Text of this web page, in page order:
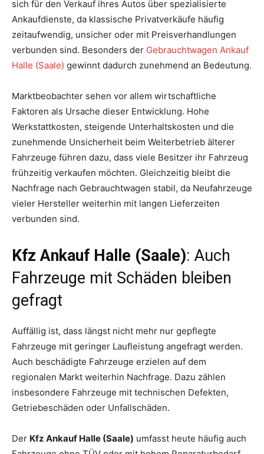
sich für den Verkauf ihres Autos über spezialisierte
Ankaufdienste, da klassische Privatverkäufe häufig
zeitaufwendig, unsicher oder mit Preisverhandlungen
verbunden sind. Besonders der Gebrauchtwagen Ankauf
Halle (Saale) gewinnt dadurch zunehmend an Bedeutung.
Marktbeobachter sehen vor allem wirtschaftliche
Faktoren als Ursache dieser Entwicklung. Hohe
Werkstattkosten, steigende Unterhaltskosten und die
zunehmende Unsicherheit beim Weiterbetrieb älterer
Fahrzeuge führen dazu, dass viele Besitzer ihr Fahrzeug
frühzeitig verkaufen möchten. Gleichzeitig bleibt die
Nachfrage nach Gebrauchtwagen stabil, da Neufahrzeuge
vieler Hersteller weiterhin mit langen Lieferzeiten
verbunden sind.
Kfz Ankauf Halle (Saale): Auch
Fahrzeuge mit Schäden bleiben
gefragt
Auffällig ist, dass längst nicht mehr nur gepflegte
Fahrzeuge mit geringer Laufleistung angefragt werden.
Auch beschädigte Fahrzeuge erzielen auf dem
regionalen Markt weiterhin Nachfrage. Dazu zählen
insbesondere Fahrzeuge mit technischen Defekten,
Getriebeschäden oder Unfallschäden.
Der Kfz Ankauf Halle (Saale) umfasst heute häufig auch